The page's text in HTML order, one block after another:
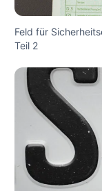
Feld für
Teil 2